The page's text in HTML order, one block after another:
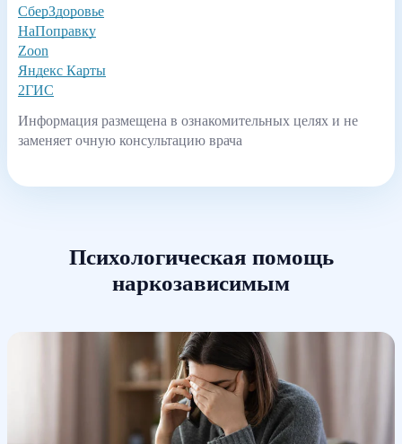
СберЗдоровье
НаПоправку
Zoon
Яндекс Карты
2ГИС
Информация размещена в ознакомительных целях и не
заменяет очную консультацию врача
Психологическая помощь
наркозависимым